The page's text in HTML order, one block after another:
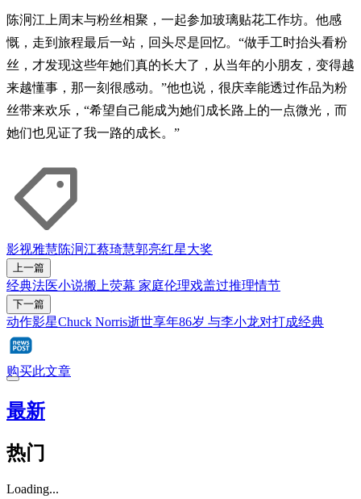
陈泂江上周末与粉丝相聚，一起参加玻璃贴花工作坊。他感
慨，走到旅程最后一站，回头尽是回忆。“做手工时抬头看粉
丝，才发现这些年她们真的长大了，从当年的小朋友，变得越
来越懂事，那一刻很感动。”他也说，很庆幸能透过作品为粉
丝带来欢乐，“希望自己能成为她们成长路上的一点微光，而
她们也见证了我一路的成长。”
影视雅慧陈泂江蔡琦慧郭亮红星大奖
上一篇
经典法医小说搬上荧幕 家庭伦理戏盖过推理情节
下一篇
动作影星Chuck Norris逝世享年86岁 与李小龙对打成经典
购买此文章
最新
热门
Loading...